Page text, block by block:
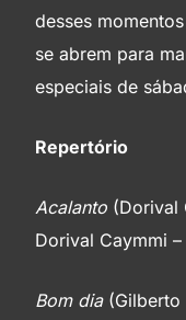
desses
se abrem para
especiais de
Repertório
Acalanto (Dorival
Dorival Caymmi –
Bom dia(Gilberto